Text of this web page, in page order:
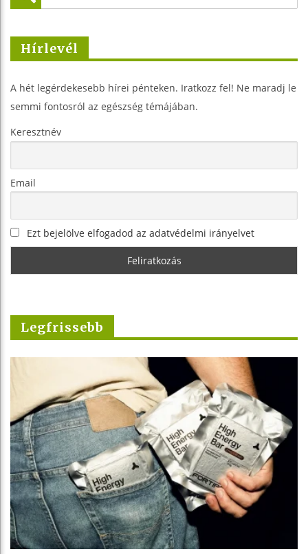
Hírlevél
A hét legérdekesebb hírei pénteken. Iratkozz fel! Ne maradj le
semmi fontosról az egészség témájában.
Keresztnév
Email
Ezt bejelölve elfogadod az adatvédelmi irányelvet
Legfrissebb